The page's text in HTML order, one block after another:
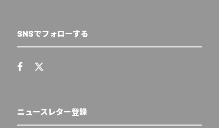
SNSでフォローする
ニュースレター登録